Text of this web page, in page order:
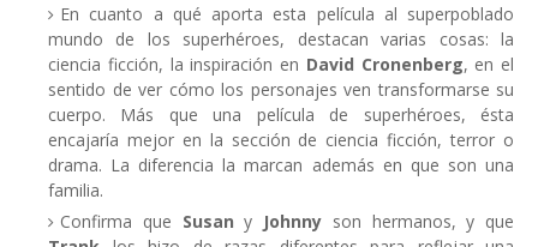
En cuanto a qué aporta esta película al superpoblado
mundo de los superhéroes, destacan varias cosas: la
ciencia ficción, la inspiración en David Cronenberg, en el
sentido de ver cómo los personajes ven transformarse su
cuerpo. Más que una película de superhéroes, ésta
encajaría mejor en la sección de ciencia ficción, terror o
drama. La diferencia la marcan además en que son una
familia.
Confirma que Susan y Johnny son hermanos, y que